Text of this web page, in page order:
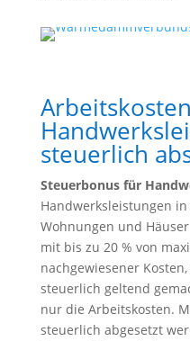
steuerlich
Steuerbonus für
Handwerksleistungen
Wohnungen und
mit bis zu 20 % von
nachgewiesener
steuerlich geltend
nur die Arbeitskosten.
steuerlich abgesetzt